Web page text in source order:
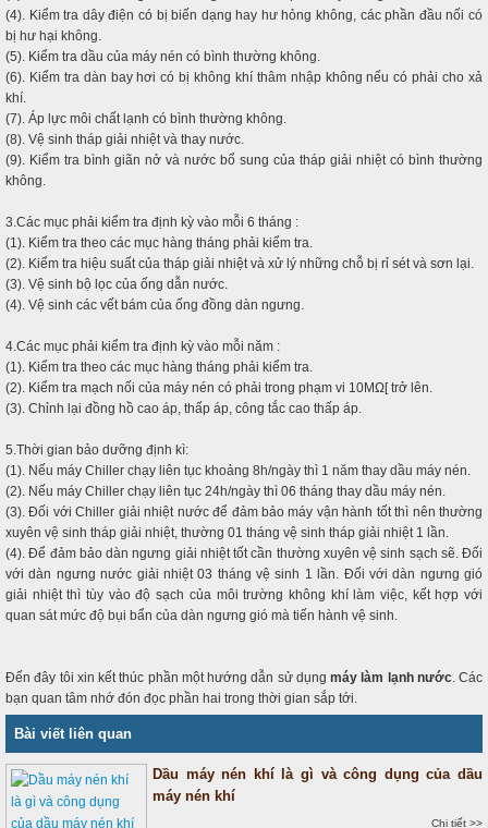
(4). Kiểm tra dây điện có bị biến dạng hay hư hỏng không, các phần đầu nối có
bị hư hại không.
(5). Kiểm tra dầu của máy nén có bình thường không.
(6). Kiểm tra dàn bay hơi có bị không khí thâm nhập không nếu có phải cho xả
khí.
(7). Áp lực môi chất lạnh có bình thường không.
(8). Vệ sinh tháp giải nhiệt và thay nước.
(9). Kiểm tra bình giãn nở và nước bổ sung của tháp giải nhiệt có bình thường
không.
3.Các mục phải kiểm tra định kỳ vào mỗi 6 tháng :
(1). Kiểm tra theo các mục hàng tháng phải kiểm tra.
(2). Kiểm tra hiệu suất của tháp giải nhiệt và xử lý những chỗ bị rỉ sét và sơn lại.
(3). Vệ sinh bộ lọc của ống dẫn nước.
(4). Vệ sinh các vết bám của ống đồng dàn ngưng.
4.Các mục phải kiểm tra định kỳ vào mỗi năm :
(1). Kiểm tra theo các mục hàng tháng phải kiểm tra.
(2). Kiểm tra mạch nối của máy nén có phải trong phạm vi 10MΩ[ trở lên.
(3). Chỉnh lại đồng hồ cao áp, thấp áp, công tắc cao thấp áp.
5.Thời gian bảo dưỡng định kì:
(1). Nếu máy Chiller chạy liên tục khoảng 8h/ngày thì 1 năm thay dầu máy nén.
(2). Nếu máy Chiller chạy liên tục 24h/ngày thì 06 tháng thay dầu máy nén.
(3). Đối với Chiller giải nhiệt nước để đảm bảo máy vận hành tốt thì nên thường
xuyên vệ sinh tháp giải nhiệt, thường 01 tháng vệ sinh tháp giải nhiệt 1 lần.
(4). Để đảm bảo dàn ngưng giải nhiệt tốt cần thường xuyên vệ sinh sạch sẽ. Đối
với dàn ngưng nước giải nhiệt 03 tháng vệ sinh 1 lần. Đối với dàn ngưng gió
giải nhiệt thì tùy vào độ sạch của môi trường không khí làm việc, kết hợp với
quan sát mức độ bụi bẩn của dàn ngưng gió mà tiến hành vệ sinh.
Đến đây tôi xin kết thúc phần một hướng dẫn sử dụng máy làm lạnh nước. Các
bạn quan tâm nhớ đón đọc phần hai trong thời gian sắp tới.
Bài viết liên quan
Dầu máy nén khí là gì và công dụng của dầu
máy nén khí
Chi tiết >>